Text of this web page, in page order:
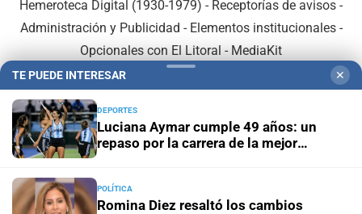
Hemeroteca Digital (1930-1979) - Receptorías de avisos -
Administración y Publicidad - Elementos institucionales-
Opcionales con El Litoral - MediaKit
En Asociación con:
TE PUEDE INTERESAR ✕
DEPORTES
Luciana Aymar cumple 49 años: un
repaso por la carrera de la mejor
POLÍTICA
Romina Diez resaltó los cambios